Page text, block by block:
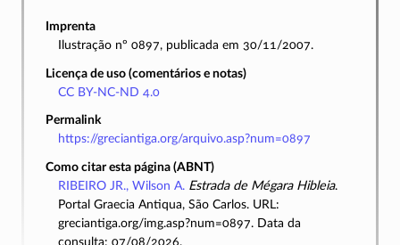
Imprenta
Ilustração nº 0897, publicada em 30/11/2007.
Licença de uso (comentários e notas)
CC BY-NC-ND 4.0
Permalink
https://greciantiga.org/arquivo.asp?num=0897
Como citar esta página (ABNT)
RIBEIRO JR., Wilson A. Estrada de Mégara Hibleia.
Portal Graecia Antiqua, São Carlos. URL:
greciantiga.org/img.asp?num=0897. Data da
consulta: 07/08/2026.